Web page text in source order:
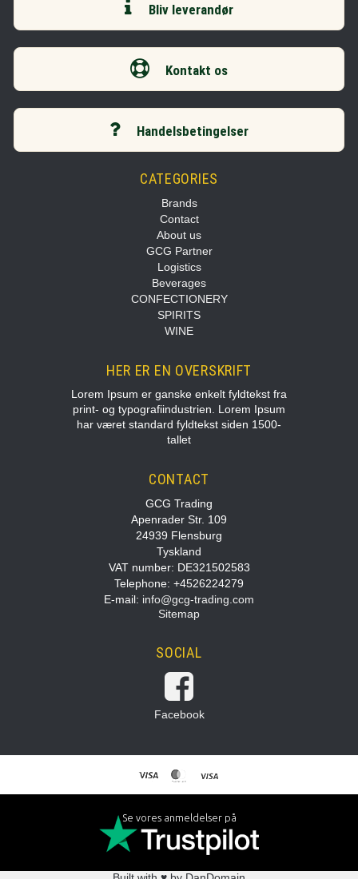
Bliv leverandør
Kontakt os
Handelsbetingelser
CATEGORIES
Brands
Contact
About us
GCG Partner
Logistics
Beverages
CONFECTIONERY
SPIRITS
WINE
HER ER EN OVERSKRIFT
Lorem Ipsum er ganske enkelt fyldtekst fra
print- og typografiindustrien. Lorem Ipsum
har været standard fyldtekst siden 1500-
tallet
CONTACT
GCG Trading
Apenrader Str. 109
24939 Flensburg
Tyskland
VAT number: DE321502583
Telephone: +4526224279
E-mail: info@gcg-trading.com
Sitemap
SOCIAL
Facebook
Se vores anmeldelser på